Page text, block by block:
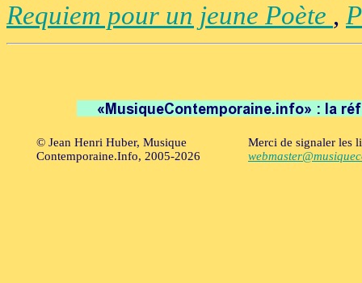
Requiem pour un jeune Poète ,
© Jean Henri Huber, Musique
Contemporaine.Info, 2005-2026
Merci de signaler les